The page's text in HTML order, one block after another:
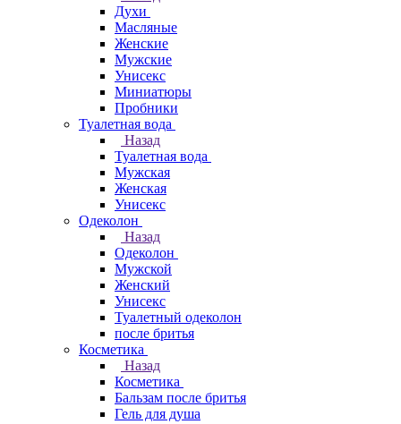
Духи
Масляные
Женские
Мужские
Унисекс
Миниатюры
Пробники
Туалетная вода
Назад
Туалетная вода
Мужская
Женская
Унисекс
Одеколон
Назад
Одеколон
Мужской
Женский
Унисекс
Туалетный одеколон
после бритья
Косметика
Назад
Косметика
Бальзам после бритья
Гель для душа